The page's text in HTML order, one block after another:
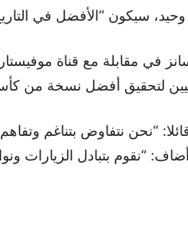
سيكون “الأفضل في
في مقابلة مع قناة موفيستار
لتحقيق أفضل نسخة من
“نحن نتفاوض بتناغم
“نقوم بتبادل الزيارات